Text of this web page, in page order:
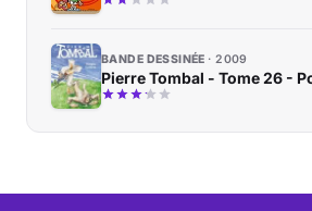
BANDE DESSINÉE 2009
Pierre Tombal - Tome 26 -